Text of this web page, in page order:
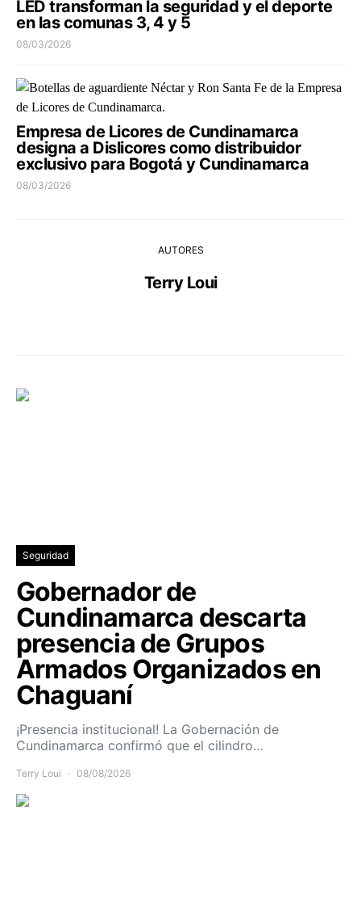
LED transforman la seguridad y el deporte
en las comunas 3, 4 y 5
08/03/2026
Empresa de Licores de Cundinamarca
designa a Dislicores como distribuidor
exclusivo para Bogotá y Cundinamarca
08/03/2026
AUTORES
Terry Loui
Seguridad
Gobernador de
Cundinamarca descarta
presencia de Grupos
Armados Organizados en
Chaguaní
¡Presencia institucional! La Gobernación de
Cundinamarca confirmó que el cilindro…
Terry Loui 08/08/2026